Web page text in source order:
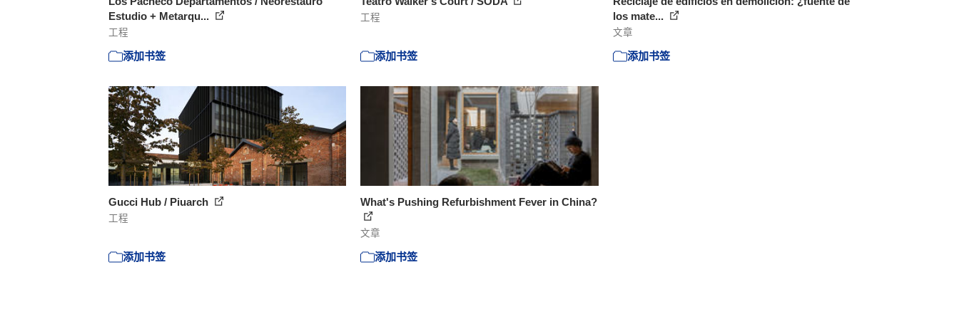
Estudio + Metarqu...
工程
添加书签
工程
添加书签
los mate...
文章
添加书签
Gucci Hub / Piuarch
工程
添加书签
What's Pushing Refurbishment Fever in China?
文章
添加书签